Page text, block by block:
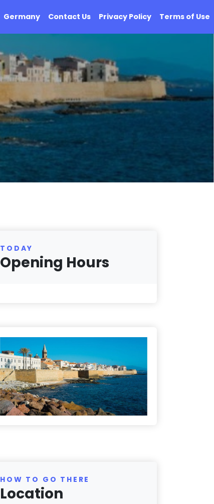
Germany Contact Us Privacy Policy Terms of Use
TODAY
Opening Hours
HOW TO GO THERE
Location